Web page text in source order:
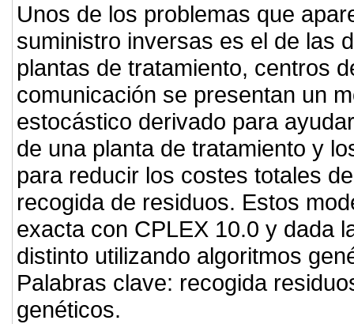
Unos de los problemas que
suministro inversas es el de las
plantas de tratamiento, centros
comunicación se presentan un
estocástico derivado para
de una planta de tratamiento y
para reducir los costes totales
recogida de residuos. Estos
exacta con CPLEX 10.0 y dada
distinto utilizando algoritmos
Palabras clave: recogida
genéticos.